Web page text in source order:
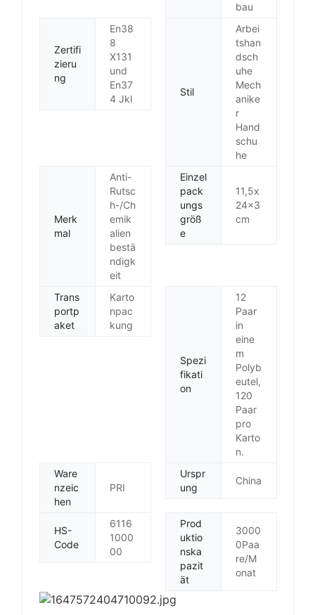
bau
Zertifi
zieru
ng
En38
8
X131
und
En37
4 Jkl
Stil
Arbei
tshan
dsch
uhe
Mech
anike
r
Hand
schu
he
Merk
mal
Anti-
Rutsc
h-/Ch
emik
alien
bestä
ndigk
eit
Einzel
pack
ungs
größ
e
11,5x
24x3
cm
Trans
portp
aket
Karto
npac
kung
Spezi
fikati
on
12
Paar
in
eine
m
Polyb
eutel,
120
Paar
pro
Karto
n.
Ware
nzeic
hen
PRI
Urspr
ung
China
HS-
Code
6116
1000
00
Prod
uktio
nska
pazit
ät
3000
0Paa
re/M
onat